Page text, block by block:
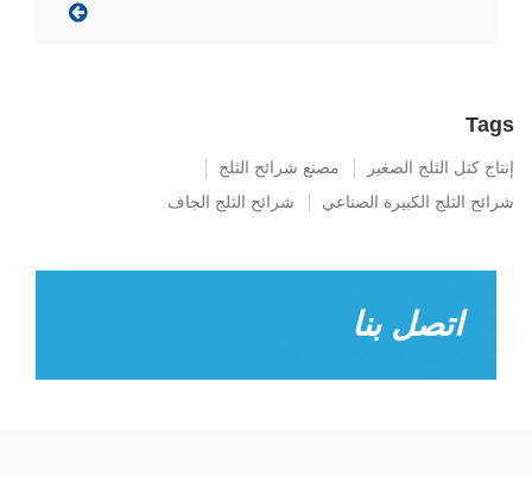
Tags
إنتاج كتل الثلج الصغير
مصنع شرائح الثلج
شرائح الثلج الكبيرة الصناعي
شرائح الثلج الجاف
اتصل بنا